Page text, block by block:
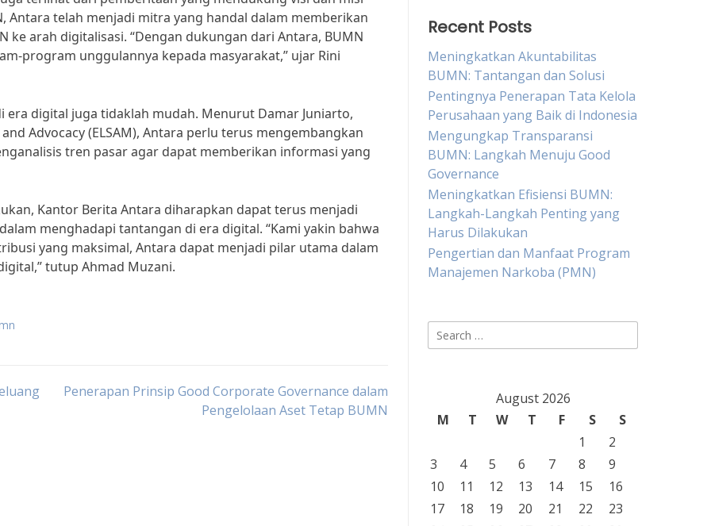
Antara telah menjadi mitra yang handal dalam memberikan
arah digitalisasi. “Dengan dukungan dari Antara, BUMN
program unggulannya kepada masyarakat,” ujar Rini
digital juga tidaklah mudah. Menurut Damar Juniarto,
Advocacy (ELSAM), Antara perlu terus mengembangkan
tren pasar agar dapat memberikan informasi yang
Kantor Berita Antara diharapkan dapat terus menjadi
menghadapi tantangan di era digital. “Kami yakin bahwa
yang maksimal, Antara dapat menjadi pilar utama dalam
tutup Ahmad Muzani.
Penerapan Prinsip Good Corporate Governance dalam
Pengelolaan Aset Tetap BUMN
Recent Posts
Meningkatkan Akuntabilitas
BUMN: Tantangan dan Solusi
Pentingnya Penerapan Tata Kelola
Perusahaan yang Baik di Indonesia
Mengungkap Transparansi
BUMN: Langkah Menuju Good
Governance
Meningkatkan Efisiensi BUMN:
Langkah-Langkah Penting yang
Harus Dilakukan
Pengertian dan Manfaat Program
Manajemen Narkoba (PMN)
Search
for:
August 2026
M
T W T F S
S
1
2
3
4 5 6 7 8
9
10
11 12 13 14 15
16
17
18 19 20 21 22
23